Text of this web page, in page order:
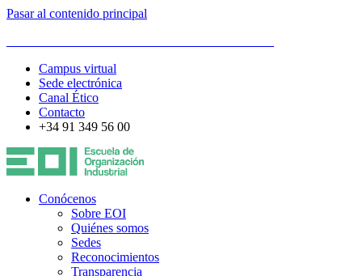
Pasar al contenido principal
Campus virtual
Sede electrónica
Canal Ético
Contacto
+34 91 349 56 00
Conócenos
Sobre EOI
Quiénes somos
Sedes
Reconocimientos
Transparencia